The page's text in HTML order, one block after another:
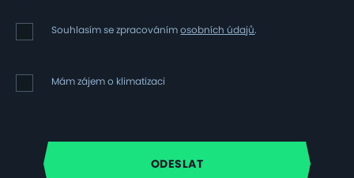
Souhlasím
se
Souhlasím se zpracovánímosobních údajů.
Mám
zájem
Mám zájem o klimatizaci